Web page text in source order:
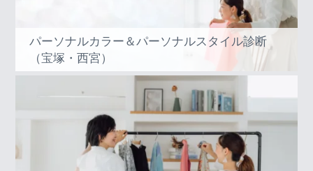
パーソナルカラー＆パーソナルスタイル診断
（宝塚・西宮）